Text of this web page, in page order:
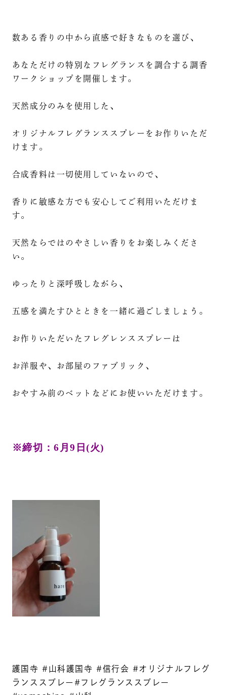
数ある香りの中から直感で好きなものを選び、
あなただけの特別なフレグランスを調合する調香
ワークショップを開催します。
天然成分のみを使用した、
オリジナルフレグランススプレーをお作りいただ
けます。
合成香料は一切使用していないので、
香りに敏感な方でも安心してご利用いただけま
す。
天然ならではのやさしい香りをお楽しみくださ
い。
ゆったりと深呼吸しながら、
五感を満たすひとときを一緒に過ごしましょう。
お作りいただいたフレグレンススプレーは
お洋服や、お部屋のファブリック、
おやすみ前のベットなどにお使いいただけます。
※締切：6月9日(火)
護国寺 #山科護国寺 #信行会 #オリジナルフレグ
ランススプレー#フレグランススプレー